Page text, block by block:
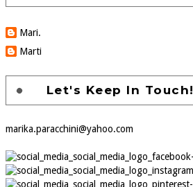
Mari.
Marti
Let's Keep In Touch!
marika.paracchini@yahoo.com